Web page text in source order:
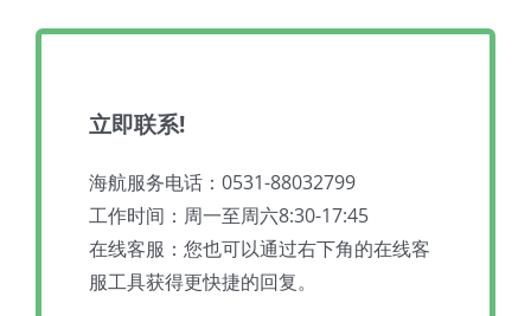
立即联系!
海航服务电话：0531-88032799
工作时间：周一至周六8:30-17:45
在线客服：您也可以通过右下角的在线客
服工具获得更快捷的回复。